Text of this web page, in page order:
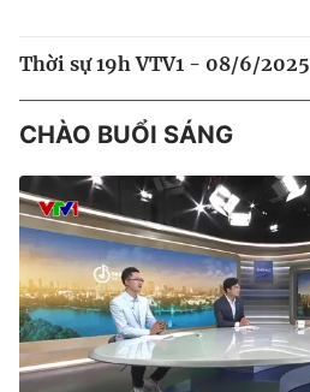
Thời sự 19h VTV1 - 08/6/2025
CHÀO BUỔI SÁNG